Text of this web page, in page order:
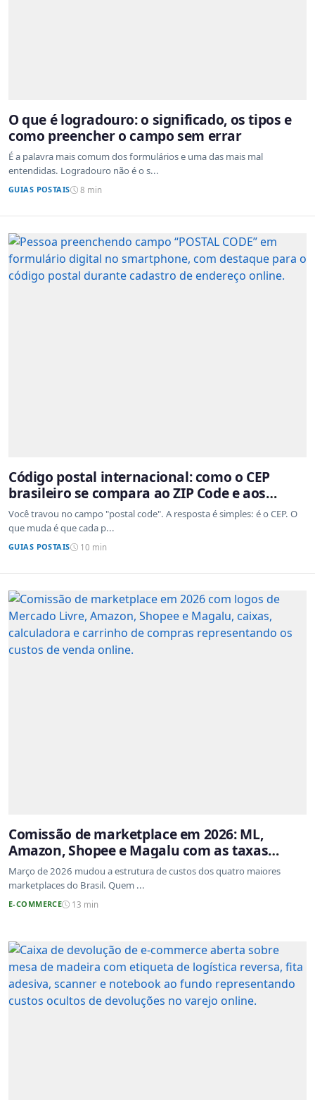
O que é logradouro: o significado, os tipos e
como preencher o campo sem errar
É a palavra mais comum dos formulários e uma das mais mal
entendidas. Logradouro não é o s...
GUIAS POSTAIS 8 min
Código postal internacional: como o CEP
brasileiro se compara ao ZIP Code e aos
sistemas de outros países
Você travou no campo "postal code". A resposta é simples: é o CEP. O
que muda é que cada p...
GUIAS POSTAIS 10 min
Comissão de marketplace em 2026: ML,
Amazon, Shopee e Magalu com as taxas
atualizadas
Março de 2026 mudou a estrutura de custos dos quatro maiores
marketplaces do Brasil. Quem ...
E-COMMERCE 13 min